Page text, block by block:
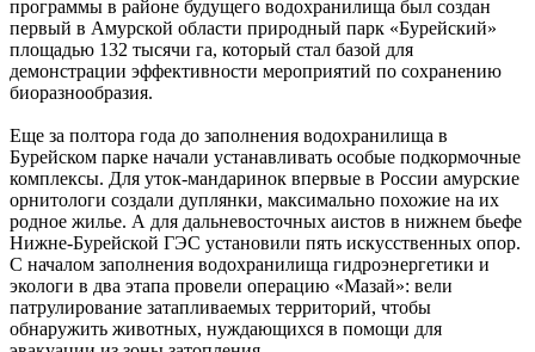
программы в районе будущего водохранилища был создан
первый в Амурской области природный парк «Бурейский»
площадью 132 тысячи га, который стал базой для
демонстрации эффективности мероприятий по сохранению
биоразнообразия.
Еще за полтора года до заполнения водохранилища в
Бурейском парке начали устанавливать особые подкормочные
комплексы. Для уток-мандаринок впервые в России амурские
орнитологи создали дуплянки, максимально похожие на их
родное жилье. А для дальневосточных аистов в нижнем бьефе
Нижне-­Бурейской ГЭС установили пять искусственных опор.
С началом заполнения водо­хранилища гидро­энергетики и
экологи в два этапа провели операцию «Мазай»: вели
патрулирование затапливаемых территорий, чтобы
обнаружить животных, нуждающихся в помощи для